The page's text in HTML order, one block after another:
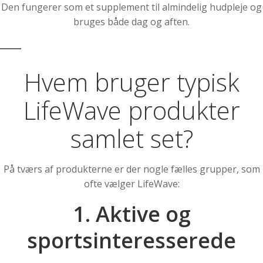
Den fungerer som et supplement til almindelig hudpleje og
bruges både dag og aften.
Hvem bruger typisk
LifeWave produkter
samlet set?
På tværs af produkterne er der nogle fælles grupper, som
ofte vælger LifeWave:
1. Aktive og
sportsinteresserede